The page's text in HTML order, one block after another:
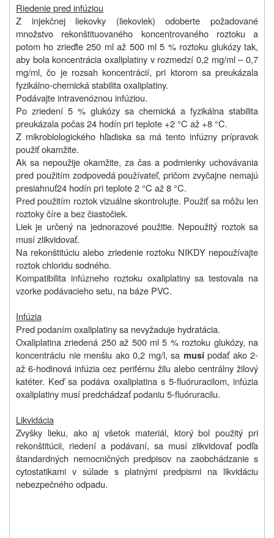
Riedenie pred infúziou
Z injekčnej liekovky (liekoviek) odoberte požadované
množstvo rekonštituovaného koncentrovaného roztoku a
potom ho zrieďte 250 ml až 500 ml 5 % roztoku glukózy tak,
aby bola koncentrácia oxaliplatiny v rozmedzí 0,2 mg/ml – 0,7
mg/ml, čo je rozsah koncentrácií, pri ktorom sa preukázala
fyzikálno-chemická stabilita oxaliplatiny.
Podávajte intravenóznou infúziou.
Po zriedení 5 % glukózy sa chemická a fyzikálna stabilita
preukázala počas 24 hodín pri teplote +2 °C až +8 °C.
Z mikrobiologického hľadiska sa má tento infúzny prípravok
použiť okamžite.
Ak sa nepoužije okamžite, za čas a podmienky uchovávania
pred použitím zodpovedá používateľ, pričom zvyčajne nemajú
presiahnuť24 hodín pri teplote 2 °C až 8 °C.
Pred použitím roztok vizuálne skontrolujte. Použiť sa môžu len
roztoky číre a bez čiastočiek.
Liek je určený na jednorazové použitie. Nepoužitý roztok sa
musí zlikvidovať.
Na rekonštitúciu alebo zriedenie roztoku NIKDY nepoužívajte
roztok chloridu sodného.
Kompatibilita infúzneho roztoku oxaliplatiny sa testovala na
vzorke podávacieho setu, na báze PVC.
Infúzia
Pred podaním oxaliplatiny sa nevyžaduje hydratácia.
Oxaliplatina zriedená 250 až 500 ml 5 % roztoku glukózy, na
koncentráciu nie menšiu ako 0,2 mg/l, sa musí podať ako 2-
až 6‑hodinová infúzia cez periférnu žilu alebo centrálny žilový
katéter. Keď sa podáva oxaliplatina s 5‑fluóruracilom, infúzia
oxaliplatiny musí predchádzať podaniu 5‑fluóruracilu.
Likvidácia
Zvyšky lieku, ako aj všetok materiál, ktorý bol použitý pri
rekonštitúcii, riedení a podávaní, sa musí zlikvidovať podľa
štandardných nemocničných predpisov na zaobchádzanie s
cytostatikami v súlade s platnými predpismi na likvidáciu
nebezpečného odpadu.